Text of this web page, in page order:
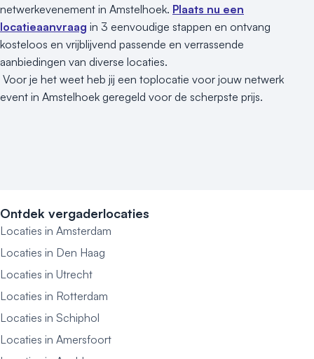
netwerkevenement in Amstelhoek. Plaats nu een
locatieaanvraag in 3 eenvoudige stappen en ontvang
kosteloos en vrijblijvend passende en verrassende
aanbiedingen van diverse locaties.
Voor je het weet heb jij een toplocatie voor jouw netwerk
event in Amstelhoek geregeld voor de scherpste prijs.
Ontdek vergaderlocaties
Locaties in Amsterdam
Locaties in Den Haag
Locaties in Utrecht
Locaties in Rotterdam
Locaties in Schiphol
Locaties in Amersfoort